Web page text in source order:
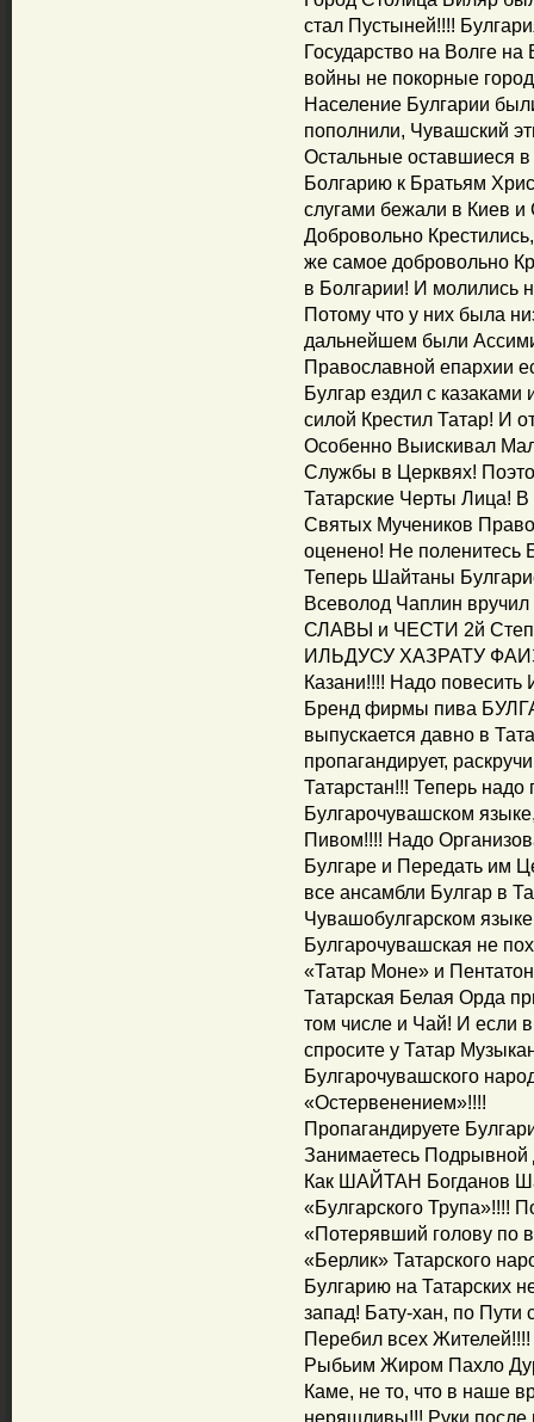
стал Пустыней!!!!
Государство на Волге
войны не покорные
Население Булгарии
пополнили, Чувашский
Остальные оставшиеся
Болгарию к Братьям
слугами бежали в Киев
Добровольно
же самое добровольно
в Болгарии! И молились
Потому что у них была
дальнейшем были
Православной епархии
Булгар ездил с казаками
силой Крестил Татар! И
Особенно Выискивал
Службы в Церквях!
Татарские Черты Лица! В
Святых Мучеников
оценено! Не поленитесь
Теперь Шайтаны
Всеволод Чаплин
СЛАВЫ и ЧЕСТИ 2й
ИЛЬДУСУ ХАЗРАТУ
Казани!!!! Надо повесить
Бренд фирмы пива
выпускается давно в
пропагандирует,
Татарстан!!! Теперь надо
Булгарочувашском
Пивом!!!! Надо
Булгаре и Передать им
все ансамбли Булгар в
Чувашобулгарском
Булгарочувашская не
«Татар Моне» и
Татарская Белая Орда
том числе и Чай! И если
спросите у Татар
Булгарочувашского
«Остервенением»!!!!
Пропагандируете
Занимаетесь Подрывной
Как ШАЙТАН Богданов
«Булгарского Трупа»!!!!
«Потерявший голову по
«Берлик» Татарского
Булгарию на Татарских
запад! Бату-хан, по Пути
Перебил всех
Рыбьим Жиром Пахло
Каме, не то, что в наше
неряшливы!!! Руки